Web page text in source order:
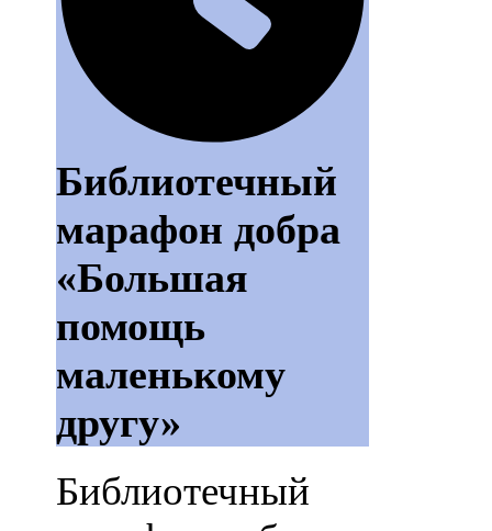
Библиотечный
марафон добра
«Большая
помощь
маленькому
другу»
Библиотечный